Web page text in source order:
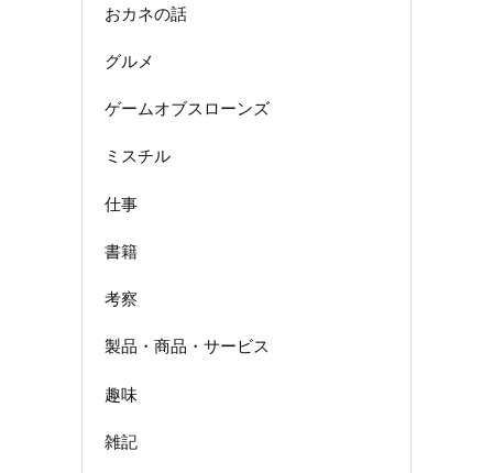
おカネの話
グルメ
ゲームオブスローンズ
ミスチル
仕事
書籍
考察
製品・商品・サービス
趣味
雑記